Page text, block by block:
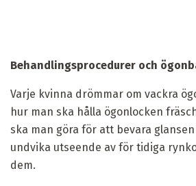
Behandlingsprocedurer och
Varje kvinna drömmar om vackra
hur man ska hålla ögonlocken
ska man göra för att bevara
undvika utseende av för tidiga
dem.